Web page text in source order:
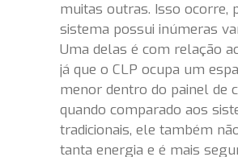
muitas outras. Isso ocorre,
sistema possui inúmeras
Uma delas é com relação
já que o CLP ocupa um
menor dentro do painel de
quando comparado aos
tradicionais, ele também
tanta energia e é mais